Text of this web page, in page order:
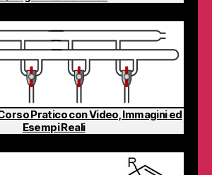
Pratico con Video, Immagini ed
Esempi Reali